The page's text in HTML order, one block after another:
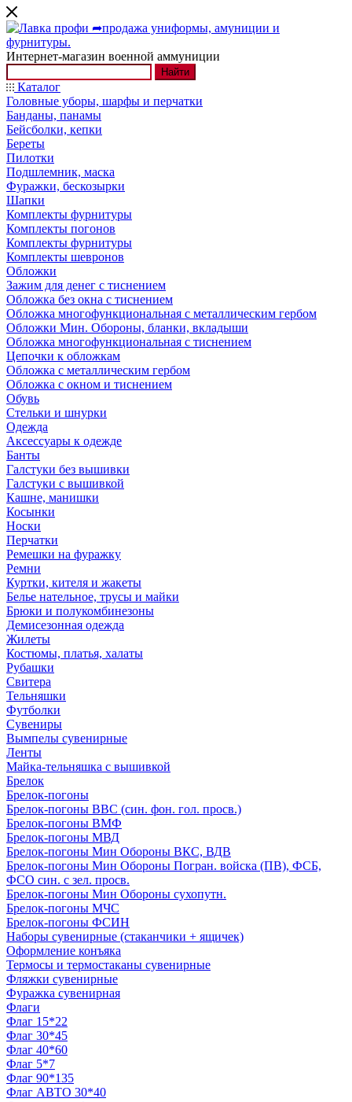
Интернет-магазин военной аммуниции
Найти
Каталог
Головные уборы, шарфы и перчатки
Банданы, панамы
Бейсболки, кепки
Береты
Пилотки
Подшлемник, маска
Фуражки, бескозырки
Шапки
Комплекты фурнитуры
Комплекты погонов
Комплекты фурнитуры
Комплекты шевронов
Обложки
Зажим для денег с тиснением
Обложка без окна с тиснением
Обложка многофункциональная с металлическим гербом
Обложки Мин. Обороны, бланки, вкладыши
Обложка многофункциональная с тиснением
Цепочки к обложкам
Обложка с металлическим гербом
Обложка с окном и тиснением
Обувь
Стельки и шнурки
Одежда
Аксессуары к одежде
Банты
Галстуки без вышивки
Галстуки с вышивкой
Кашне, манишки
Косынки
Носки
Перчатки
Ремешки на фуражку
Ремни
Куртки, кителя и жакеты
Белье нательное, трусы и майки
Брюки и полукомбинезоны
Демисезонная одежда
Жилеты
Костюмы, платья, халаты
Рубашки
Свитера
Тельняшки
Футболки
Сувениры
Вымпелы сувенирные
Ленты
Майка-тельняшка с вышивкой
Брелок
Брелок-погоны
Брелок-погоны ВВС (син. фон. гол. просв.)
Брелок-погоны ВМФ
Брелок-погоны МВД
Брелок-погоны Мин Обороны ВКС, ВДВ
Брелок-погоны Мин Обороны Погран. войска (ПВ), ФСБ,
ФСО син. с зел. просв.
Брелок-погоны Мин Обороны сухопутн.
Брелок-погоны МЧС
Брелок-погоны ФСИН
Наборы сувенирные (стаканчики + ящичек)
Оформление конъяка
Термосы и термостаканы сувенирные
Фляжки сувенирные
Фуражка сувенирная
Флаги
Флаг 15*22
Флаг 30*45
Флаг 40*60
Флаг 5*7
Флаг 90*135
Флаг АВТО 30*40